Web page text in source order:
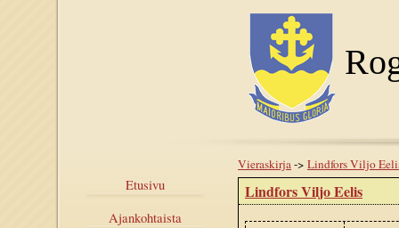
Etusivu
Ajankohtaista
Vieraskirja-> Lindfors Viljo
Lindfors Viljo Eelis